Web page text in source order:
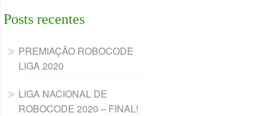
Posts recentes
PREMIAÇÃO ROBOCODE
LIGA 2020
LIGA NACIONAL DE
ROBOCODE 2020 – FINAL!